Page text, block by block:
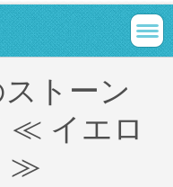
トーン
≪ イエロ
≫